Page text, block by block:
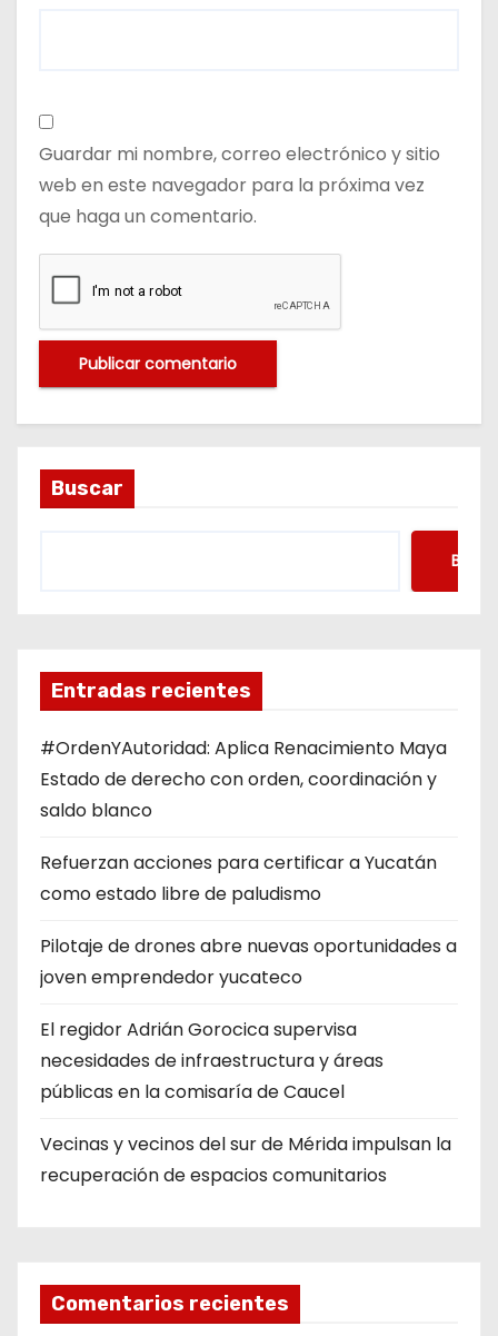
Guardar mi nombre, correo electrónico y sitio
web en este navegador para la próxima vez
que haga un comentario.
Buscar
Entradas recientes
#OrdenYAutoridad: Aplica Renacimiento Maya
Estado de derecho con orden, coordinación y
saldo blanco
Refuerzan acciones para certificar a Yucatán
como estado libre de paludismo
Pilotaje de drones abre nuevas oportunidades a
joven emprendedor yucateco
El regidor Adrián Gorocica supervisa
necesidades de infraestructura y áreas
públicas en la comisaría de Caucel
Vecinas y vecinos del sur de Mérida impulsan la
recuperación de espacios comunitarios
Comentarios recientes